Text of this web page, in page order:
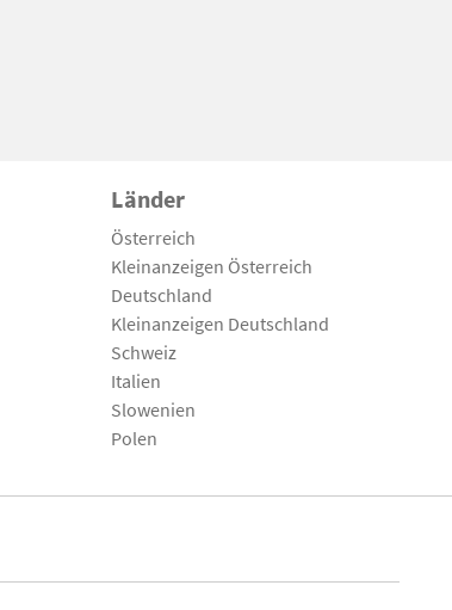
Länder
Österreich
Kleinanzeigen Österreich
Deutschland
Kleinanzeigen Deutschland
Schweiz
Italien
Slowenien
Polen